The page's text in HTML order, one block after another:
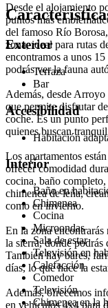
Desde el alojamiento
puntos más
del famoso Río
zona, ideal para rutas
encontramos a unos
podrás ver la fauna
Además, desde
que permite disfrutar
coche. Es un punto
quienes buscan
Los apartamentos
ofrecer comodidad
cocina, baño
chimenea de leña,
como en invierno.
En la zona
la sierra, donde podrás
También hay bares,
días, lo que hace la
Además, ofrecemos
en vehículos 4x4 para
Exterior
Terraza
Bar
Accesibilidad
Habitación
Interior
Baño en
Chimenea
Cocina
Microondas
Sala de estar
Televisión en
Calefacción
Comedor
Televisión
Chimenea en la